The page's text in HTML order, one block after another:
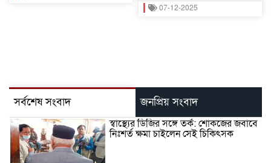
07-12-2025
সর্বশেষ সংবাদ জনপ্রিয় সংবাদ
স্বাস্থ্যের ডিজির সঙ্গে তর্ক: শোকজের জবাবে
নিঃশর্ত ক্ষমা চাইলেন সেই চিকিৎসক